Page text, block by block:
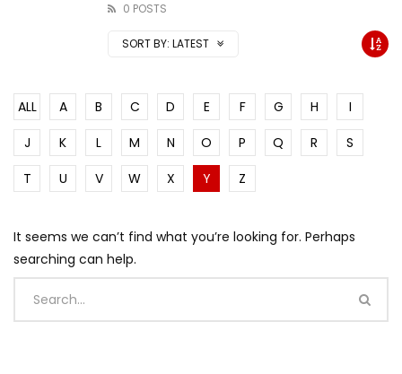
0 POSTS
SORT BY: LATEST
ALL A B C D E F G H
I
J
K L M N O P Q R
S
T
U V W X Y Z
It seems we can’t find what you’re looking for. Perhaps
searching can help.